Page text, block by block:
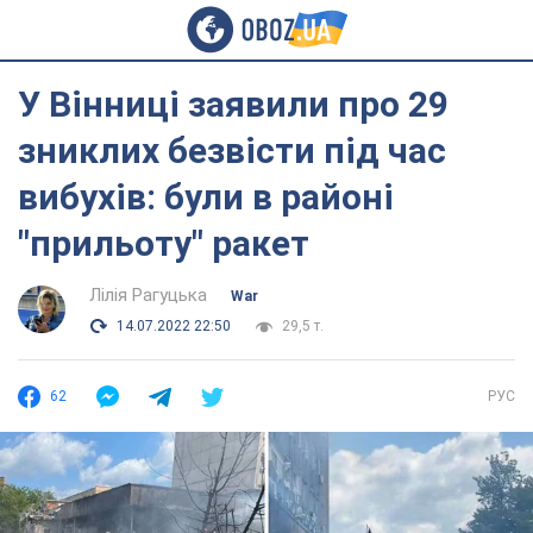
У Вінниці заявили про 29
зниклих безвісти під час
вибухів: були в районі
"прильоту" ракет
Лілія Рагуцька
War
14.07.2022 22:50
29,5 т.
62 РУС